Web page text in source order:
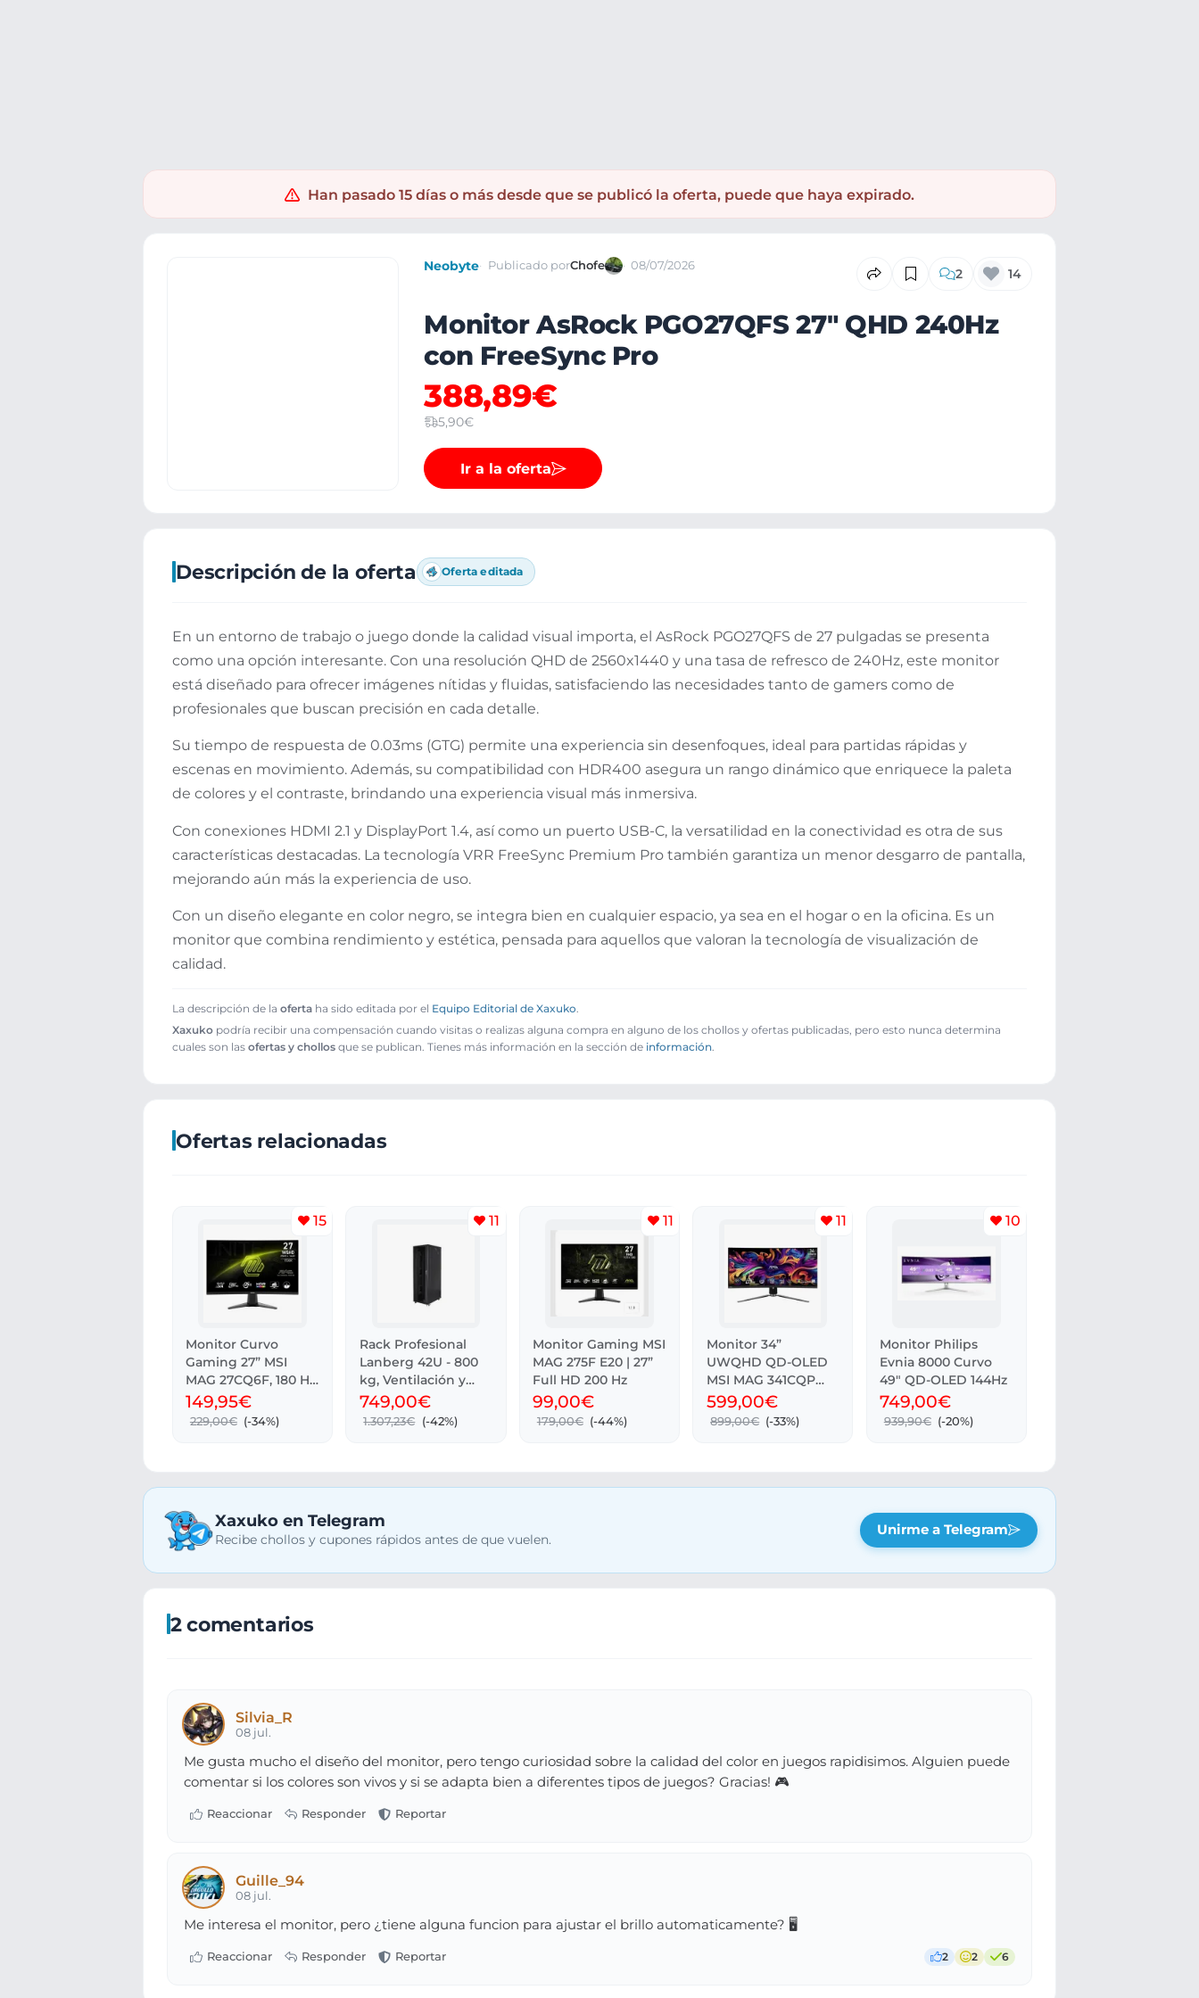
Han pasado 15 días o más desde que se publicó la oferta, puede que haya expirado.
Neobyte Publicado porChofe 08/07/2026 2 14
Monitor AsRock PGO27QFS 27" QHD 240Hz
con FreeSync Pro
388,89€
5,90€
Ir a la oferta
Descripción de la oferta Oferta editada
En un entorno de trabajo o juego donde la calidad visual importa, el AsRock PGO27QFS de 27 pulgadas se presenta
como una opción interesante. Con una resolución QHD de 2560x1440 y una tasa de refresco de 240Hz, este monitor
está diseñado para ofrecer imágenes nítidas y fluidas, satisfaciendo las necesidades tanto de gamers como de
profesionales que buscan precisión en cada detalle.
Su tiempo de respuesta de 0.03ms (GTG) permite una experiencia sin desenfoques, ideal para partidas rápidas y
escenas en movimiento. Además, su compatibilidad con HDR400 asegura un rango dinámico que enriquece la paleta
de colores y el contraste, brindando una experiencia visual más inmersiva.
Con conexiones HDMI 2.1 y DisplayPort 1.4, así como un puerto USB-C, la versatilidad en la conectividad es otra de sus
características destacadas. La tecnología VRR FreeSync Premium Pro también garantiza un menor desgarro de pantalla,
mejorando aún más la experiencia de uso.
Con un diseño elegante en color negro, se integra bien en cualquier espacio, ya sea en el hogar o en la oficina. Es un
monitor que combina rendimiento y estética, pensada para aquellos que valoran la tecnología de visualización de
calidad.
La descripción de la oferta ha sido editada por el Equipo Editorial de Xaxuko
Xaxuko podría recibir una compensación cuando visitas o realizas alguna compra en alguno de los chollos y ofertas publicadas, pero esto nunca determina
cuales son las ofertas y chollos que se publican. Tienes más información en la sección de información
Ofertas relacionadas
15
Monitor Curvo
Gaming 27” MSI
MAG 27CQ6F, 180 Hz
WQHD
149,95€
229,00€ (-34%)
11
Rack Profesional
Lanberg 42U - 800
kg, Ventilación y
Cristal
749,00€
1.307,23€ (-42%)
11
Monitor Gaming MSI
MAG 275F E20 | 27”
Full HD 200 Hz
99,00€
179,00€ (-44%)
11
Monitor 34”
UWQHD QD-OLED
MSI MAG 341CQP
175Hz FreeSync
599,00€
899,00€ (-33%)
10
Monitor Philips
Evnia 8000 Curvo
49" QD-OLED 144Hz
749,00€
939,90€ (-20%)
Xaxuko en Telegram
Recibe chollos y cupones rápidos antes de que vuelen.
Unirme a Telegram
2 comentarios
Silvia_R
08 jul.
Me gusta mucho el diseño del monitor, pero tengo curiosidad sobre la calidad del color en juegos rapidisimos. Alguien puede
comentar si los colores son vivos y si se adapta bien a diferentes tipos de juegos? Gracias! 🎮
Guille_94
08 jul.
Me interesa el monitor, pero ¿tiene alguna funcion para ajustar el brillo automaticamente? 🖥️
2 2 6